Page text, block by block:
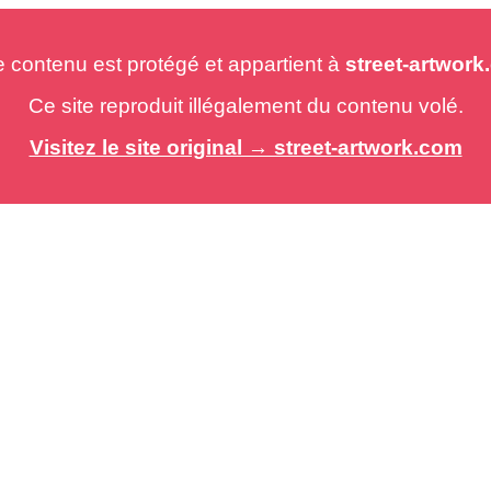
est protégé et appartient à street-
Ce site reproduit illégalement du contenu volé.
Visitez le site original → street-artwork.com